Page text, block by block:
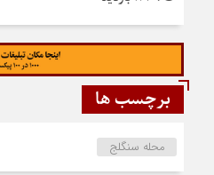
برچسب ها
محله سنگلج